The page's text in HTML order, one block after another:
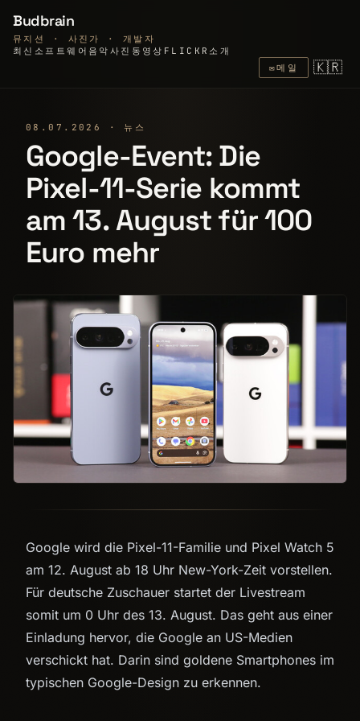
Budbrain
뮤지션 · 사진가 · 개발자
최신 소프트웨어 음악 사진 동영상 FLICKR 소개
✉메일 🇰🇷
08.07.2026 · 뉴스
Google-Event: Die
Pixel-11-Serie kommt
am 13. August für 100
Euro mehr
Google wird die Pixel-11-Familie und Pixel Watch 5
am 12. August ab 18 Uhr New-York-Zeit vorstellen.
Für deutsche Zuschauer startet der Livestream
somit um 0 Uhr des 13. August. Das geht aus einer
Einladung hervor, die Google an US-Medien
verschickt hat. Darin sind goldene Smartphones im
typischen Google-Design zu erkennen.